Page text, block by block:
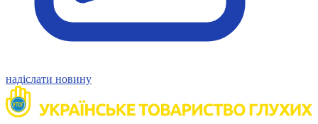
Статут УТОГ
Законодавство
Документи ВФГ
надіслати новину